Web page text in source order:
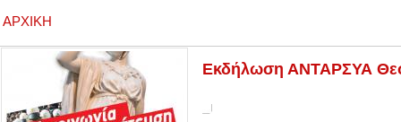
ΑΡΧΙΚΉ
Εκδήλωση ΑΝΤΑΡΣΥΑ